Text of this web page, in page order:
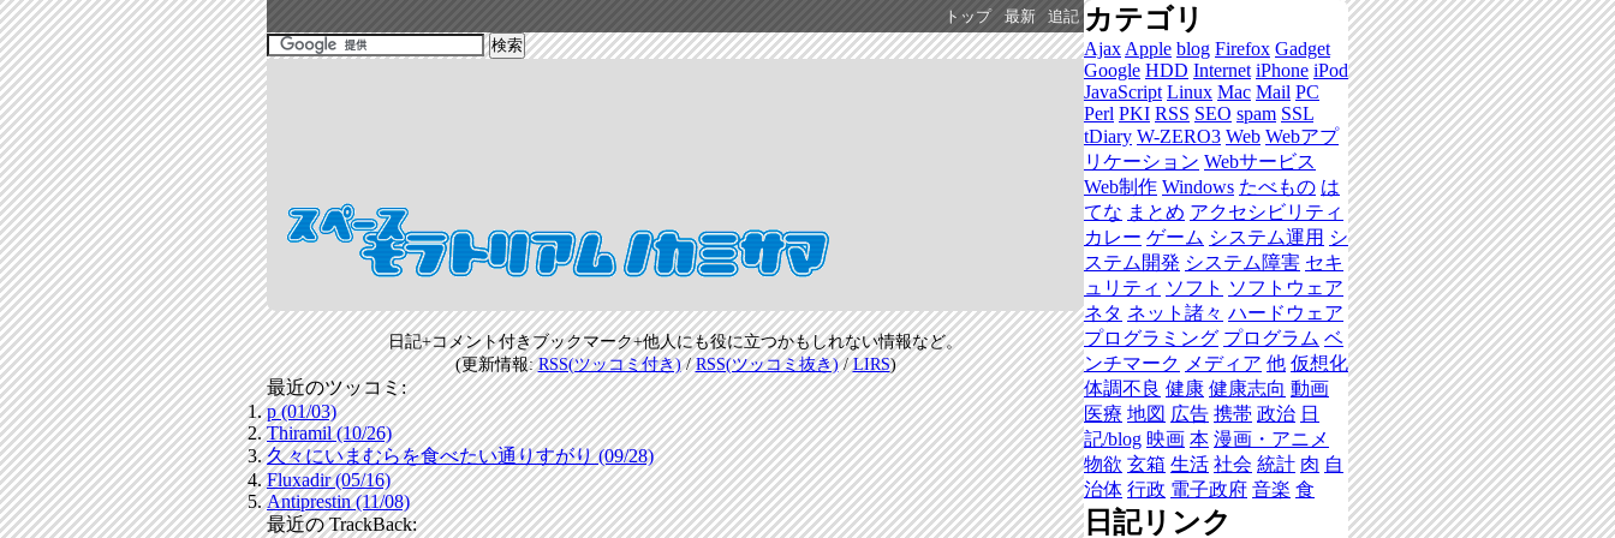
トップ 最新 追記
日記+コメント付きブックマーク+他人にも役に立つかもしれない情報など。
(更新情報:RSS(ツッコミ付き)/RSS(ツッコミ抜き)/LIRS)
最近のツッコミ:
p (01/03)
Thiramil (10/26)
久々にいまむらを食べたい通りすがり (09/28)
Fluxadir (05/16)
Antiprestin (11/08)
最近の TrackBack:
カテゴリ
Ajax Apple blog Firefox Gadget
Google HDD Internet iPhone iPod
JavaScript Linux Mac Mail PC
Perl PKI RSS SEO spam SSL
tDiary W-ZERO3 Web Webアプ
リケーション Webサービス
Web制作 Windows たべもの は
てな まとめ アクセシビリティ
カレー ゲーム システム運用 シ
ステム開発 システム障害 セキ
ュリティ ソフト ソフトウェア
ネタ ネット諸々 ハードウェア
プログラミング プログラム ベ
ンチマーク メディア 他 仮想化
体調不良 健康 健康志向 動画
医療 地図 広告 携帯 政治 日
記/blog 映画 本 漫画・アニメ
物欲 玄箱 生活 社会 統計 肉 自
治体 行政 電子政府 音楽 食
日記リンク